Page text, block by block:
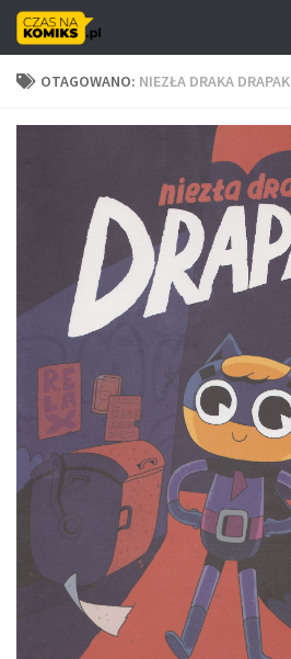
Skip to content
OTAGOWANO: NIEZŁA DRAKA DRAPAK